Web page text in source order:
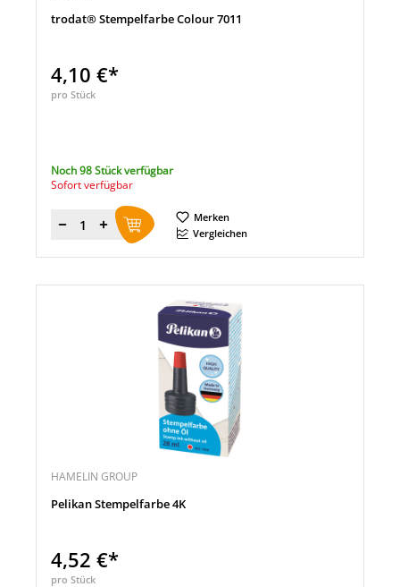
trodat® Stempelfarbe Colour 7011
4,10 €*
pro Stück
Noch 98 Stück verfügbar
Sofort verfügbar
Menge
Merken
Vergleichen
HAMELIN GROUP
Pelikan Stempelfarbe 4K
4,52 €*
pro Stück